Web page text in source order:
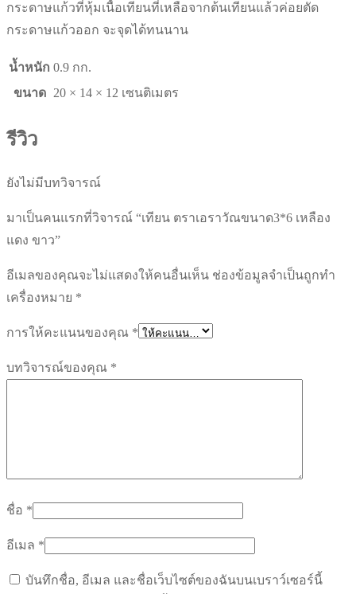
กระดาษแก้วที่หุ้มเนื้อเทียนที่เหลือจากต้นเทียนแล้วค่อยตัด
กระดาษแก้วออก จะจุดได้ทนนาน
น้ำหนัก 0.9 กก.
ขนาด
20 × 14 × 12 เซนติเมตร
รีวิว
ยังไม่มีบทวิจารณ์
มาเป็นคนแรกที่วิจารณ์ “เทียน ตราเอราวัณขนาด3*6 เหลือง
แดง ขาว”
อีเมลของคุณจะไม่แสดงให้คนอื่นเห็น ช่องข้อมูลจำเป็นถูกทำ
เครื่องหมาย *
การให้คะแนนของคุณ *
บทวิจารณ์ของคุณ *
ชื่อ *
อีเมล *
บันทึกชื่อ, อีเมล และชื่อเว็บไซต์ของฉันบนเบราว์เซอร์นี้